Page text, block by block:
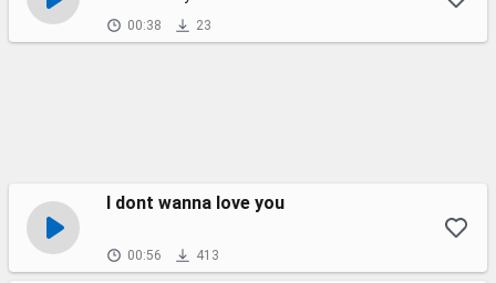
00:38 23
I dont wanna love you
00:56 413